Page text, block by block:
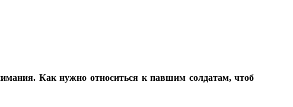
Как нужно относиться к павшим солдатам, чтоб